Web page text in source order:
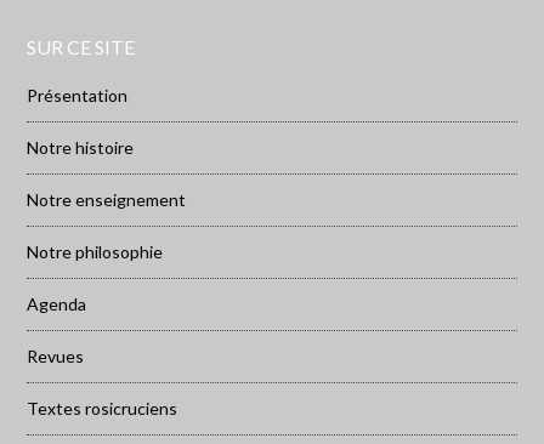
SUR CE SITE
Présentation
Notre histoire
Notre enseignement
Notre philosophie
Agenda
Revues
Textes rosicruciens